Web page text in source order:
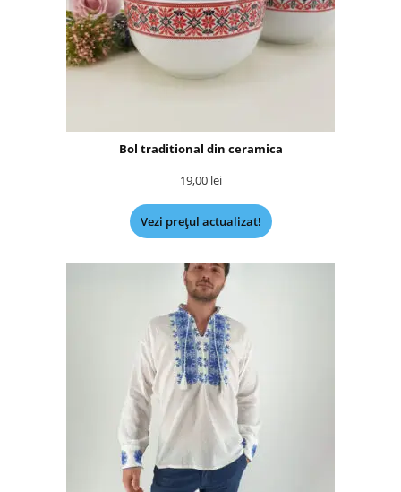
Bol traditional din ceramica
19,00 lei
Vezi prețul actualizat!